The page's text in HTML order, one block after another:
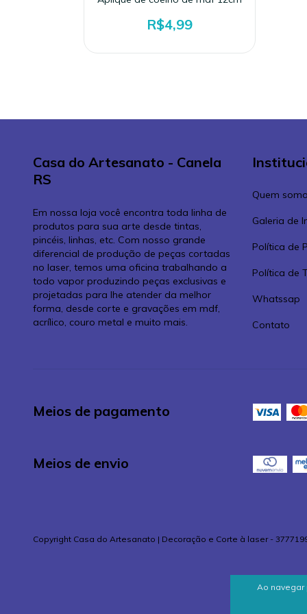
Ao navegar
R$4,99
Casa do Artesanato - Canela
RS
Em nossa loja você encontra toda linha de
produtos para sua arte desde tintas,
pincéis, linhas, etc. Com nosso grande
diferencial de produção de peças cortadas
no laser, temos uma oficina trabalhando a
todo vapor produzindo peças exclusivas e
projetadas para lhe atender da melhor
forma, desde corte e gravações em mdf,
acrílico, couro metal e muito mais.
Quem
Galeria de
Política de
Política de
Whatssap
Contato
Meios de pagamento
Meios de envio
Copyright Casa do Artesanato | Decoração e Corte à laser -